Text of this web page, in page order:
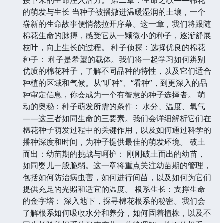
的萌发与生长 当种子被播撒进温暖湿润的土壤，一个
崭新的生命故事便悄然拉开序幕。这一章，我们将跟随
棉花生命的脉搏，感受它从一颗微小的种子，逐渐舒展
枝叶，向上生长的过程。 种子侦探：选择优良的棉花
种子： 种子是希望的载体。我们将一起学习如何辨别
优质的棉花种子，了解不同品种的特性，以及它们适合
种植的区域和气候。从“听种”、“看种”，到更深入的品
种审定信息，你会成为一个有智慧的种子选择者。 萌
动的奥秘：种子萌发所需的条件： 水分、温度、氧气
——这三者如同生命的三要素。我们会详细解析它们在
棉花种子萌发过程中的关键作用，以及如何通过科学的
播种深度和时间，为种子提供最佳的萌发环境。 破土
而出：幼苗期的挑战与呵护： 刚刚破土而出的幼苗，
如同婴儿一般脆弱。这一章将重点关注幼苗期的管理，
包括如何防治病虫害，如何进行间苗，以及如何为它们
提供充足的光照和适宜的温度。 根系生长：支撑生命
的金字塔： 深入地下，探寻棉花根系的秘密。我们会
了解根系如何吸收水分和养分，如何固着植株，以及不